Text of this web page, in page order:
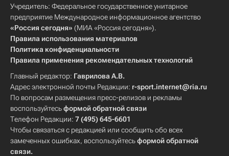
Учредитель: Федеральное государственное унитарное
предприятие Международное информационное агентство
«Россия сегодня» (МИА «Россия сегодня»).
Правила использования материалов
Политика конфиденциальности
Правила применения рекомендательных технологий
Главный редактор: Гаврилова А.В.
Адрес электронной почты Редакции: r-sport.internet@ria.ru
По вопросам размещения пресс-релизов и рекламы
воспользуйтесьформой обратной связи
Телефон Редакции: 7 (495) 645-6601
Чтобы связаться с редакцией или сообщить обо всех
замеченных ошибках, воспользуйтесьформой обратной
связи.